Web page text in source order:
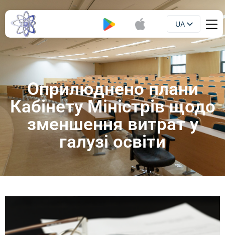
UA
EN
Оприлюднено плани
Кабінету Міністрів щодо
зменшення витрат у
галузі освіти